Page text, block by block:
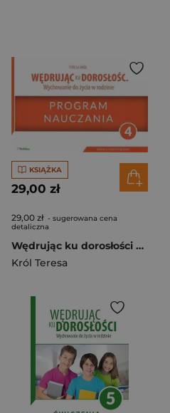
KSIĄŻKA
29,00 zł
29,00 zł - sugerowana cena
detaliczna
Wędrując ku dorosłości 4 Program nauczania Szkoła podstawowa
Król Teresa